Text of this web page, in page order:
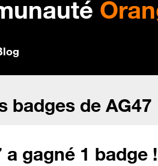
badges de AG47
a gagné 1 badge !